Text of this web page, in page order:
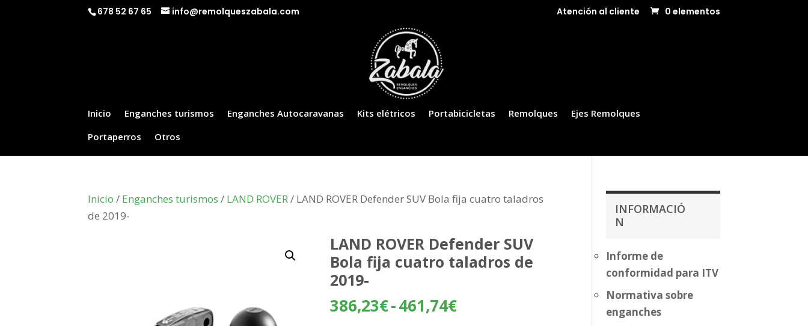
678 52 67 65 info@remolqueszabala.com Atención al cliente 0 elementos
Inicio Enganches turismos Enganches Autocaravanas Kits elétricos Portabicicletas Remolques
Ejes Remolques
Portaperros
Otros
Inicio / Enganches turismos / LAND ROVER/ LAND ROVER Defender SUV Bola fija cuatro taladros
de 2019-
LAND ROVER Defender SUV
Bola fija cuatro taladros de
2019-
386,23€-461,74€Rango
INFORMACIÓ
N
Informe de
conformidad para ITV
Normativa sobre
enganches